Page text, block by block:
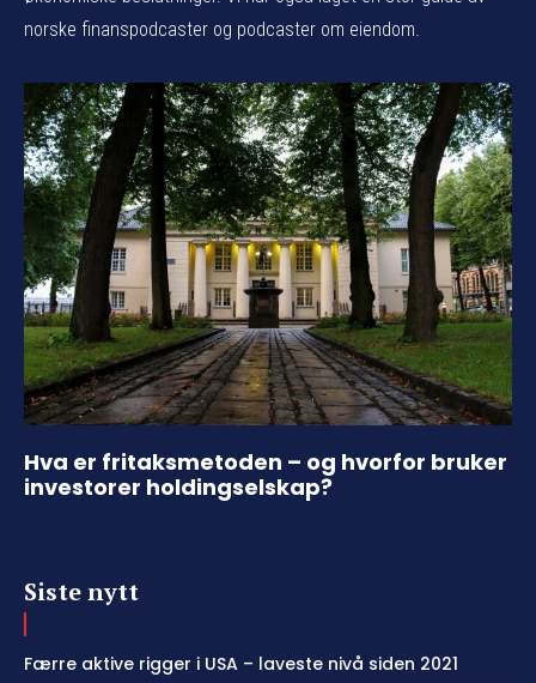
norske finanspodcaster og podcaster om eiendom.
Hva er fritaksmetoden – og hvorfor bruker
investorer holdingselskap?
Siste nytt
Færre aktive rigger i USA – laveste nivå siden 2021